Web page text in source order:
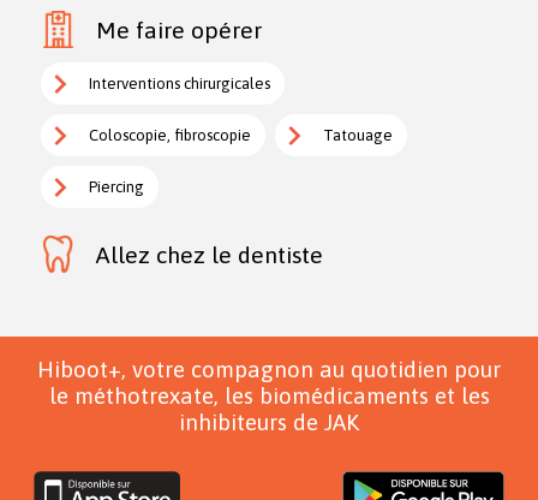
Me faire opérer
Interventions chirurgicales
Coloscopie, fibroscopie Tatouage
Piercing
Allez chez le dentiste
Hiboot+, votre compagnon au quotidien pour
le méthotrexate, les biomédicaments et les
inhibiteurs de JAK